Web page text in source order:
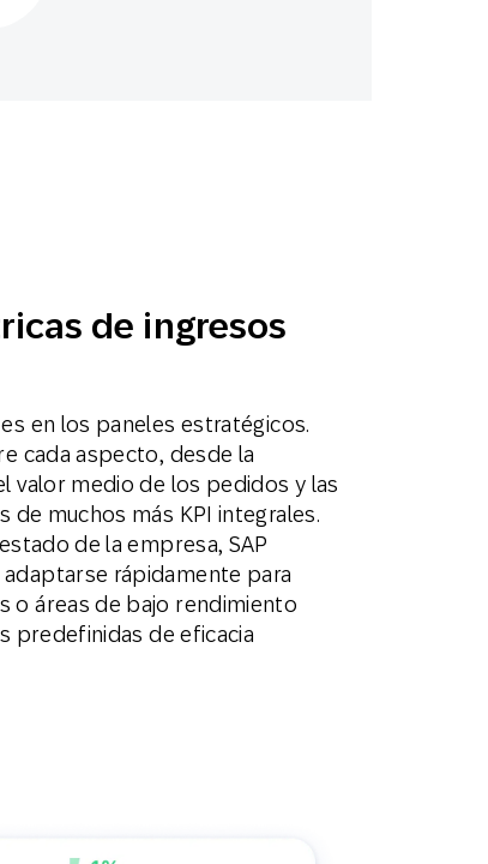
de ingresos
en los paneles estratégicos.
cada aspecto, desde la
valor medio de los pedidos y las
de muchos más KPI integrales.
de la empresa, SAP
rápidamente para
o áreas de bajo rendimiento
predefinidas de eficacia